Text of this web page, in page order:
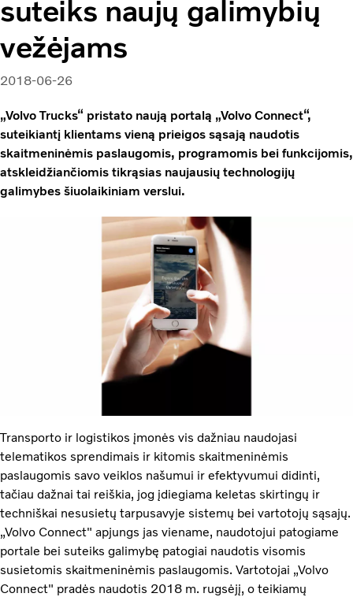
suteiks naujų galimybių
vežėjams
2018-06-26
„Volvo Trucks“ pristato naują portalą „Volvo Connect“,
suteikiantį klientams vieną prieigos sąsają naudotis
skaitmeninėmis paslaugomis, programomis bei funkcijomis,
atskleidžiančiomis tikrąsias naujausių technologijų
galimybes šiuolaikiniam verslui.
Transporto ir logistikos įmonės vis dažniau naudojasi
telematikos sprendimais ir kitomis skaitmeninėmis
paslaugomis savo veiklos našumui ir efektyvumui didinti,
tačiau dažnai tai reiškia, jog įdiegiama keletas skirtingų ir
techniškai nesusietų tarpusavyje sistemų bei vartotojų sąsajų.
„Volvo Connect" apjungs jas viename, naudotojui patogiame
portale bei suteiks galimybę patogiai naudotis visomis
susietomis skaitmeninėmis paslaugomis. Vartotojai „Volvo
Connect" pradės naudotis 2018 m. rugsėjį, o teikiamų